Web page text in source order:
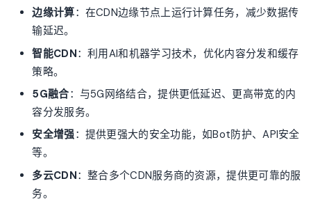
边缘计算：在CDN边缘节点上运行计算任务，减少数据传
输延迟。
智能CDN：利用AI和机器学习技术，优化内容分发和缓存
策略。
5G融合：与5G网络结合，提供更低延迟、更高带宽的内
容分发服务。
安全增强：提供更强大的安全功能，如Bot防护、API安全
等。
多云CDN：整合多个CDN服务商的资源，提供更可靠的服
务。